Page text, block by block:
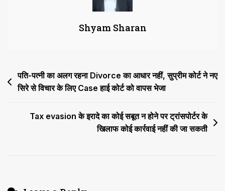
टेस्ट
पर
सुनवाई
15
Shyam Sharan
Post
navigation
पति-पत्नी का अलग रहना Divorce का आधार नहीं, सुप्रीम कोर्ट ने नए
सिरे से विचार के लिए Case हाई कोर्ट को वापस भेजा
Tax evasion के इरादे का कोई सबूत न होने पर ट्रांसपोर्टर के
खिलाफ कोई कार्रवाई नहीं की जा सकती